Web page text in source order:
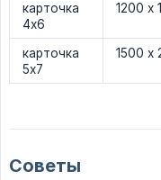
карточка
4х6
1200 x
карточка
5x7
1500 x
Советы